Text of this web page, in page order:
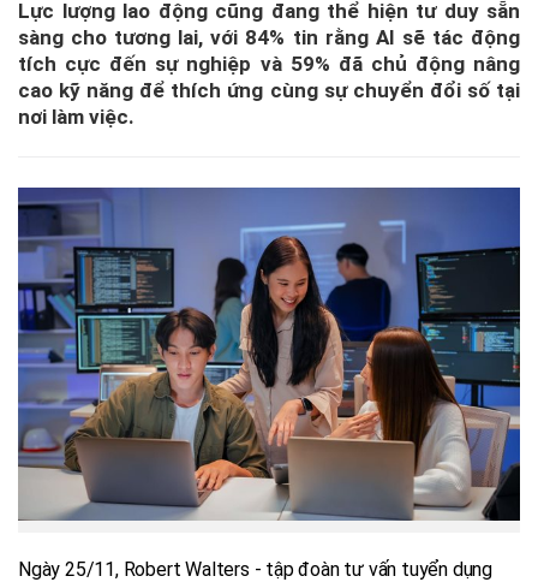
Lực lượng lao động cũng đang thể hiện tư duy sẵn
sàng cho tương lai, với 84% tin rằng AI sẽ tác động
tích cực đến sự nghiệp và 59% đã chủ động nâng
cao kỹ năng để thích ứng cùng sự chuyển đổi số tại
nơi làm việc.
Ngày 25/11, Robert Walters - tập đoàn tư vấn tuyển dụng